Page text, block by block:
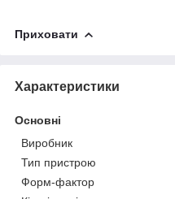
Приховати
Характеристики
Основні
Виробник
Тип пристрою
Форм-фактор